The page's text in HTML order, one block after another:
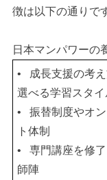
徴は以下の通りで
日本マンパワーの
•
成長支援の考
選べる学習スタイ
•振替制度やオ
ト体制
•専門講座を修
師陣